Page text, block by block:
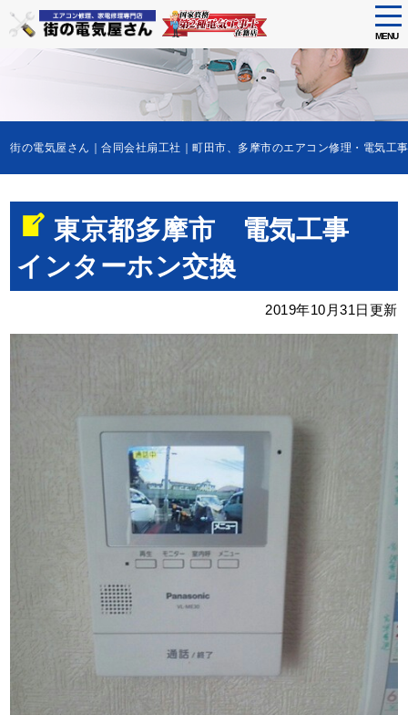
MENU
街の電気屋さん｜合同会社扇工社｜町田市、多摩市のエアコン修理・電気
東京都多摩市 電気工事
インターホン交換
2019年10月31日更新